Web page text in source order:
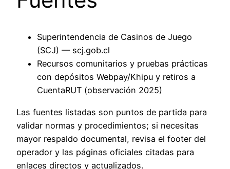
Superintendencia de Casinos de Juego
(SCJ) — scj.gob.cl
Recursos comunitarios y pruebas prácticas
con depósitos Webpay/Khipu y retiros a
CuentaRUT (observación 2025)
Las fuentes listadas son puntos de partida para
validar normas y procedimientos; si necesitas
mayor respaldo documental, revisa el footer del
operador y las páginas oficiales citadas para
enlaces directos y actualizados.